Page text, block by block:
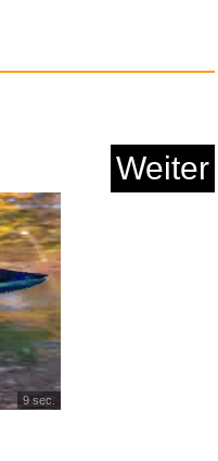
Anzeige
Weiter
9 sec.